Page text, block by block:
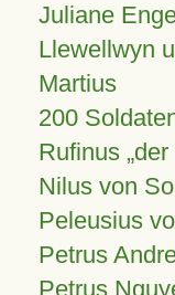
Juliane
Llewellwyn
Martius
200
Rufinus
Nilus von
Peleusius
Petrus
Petrus